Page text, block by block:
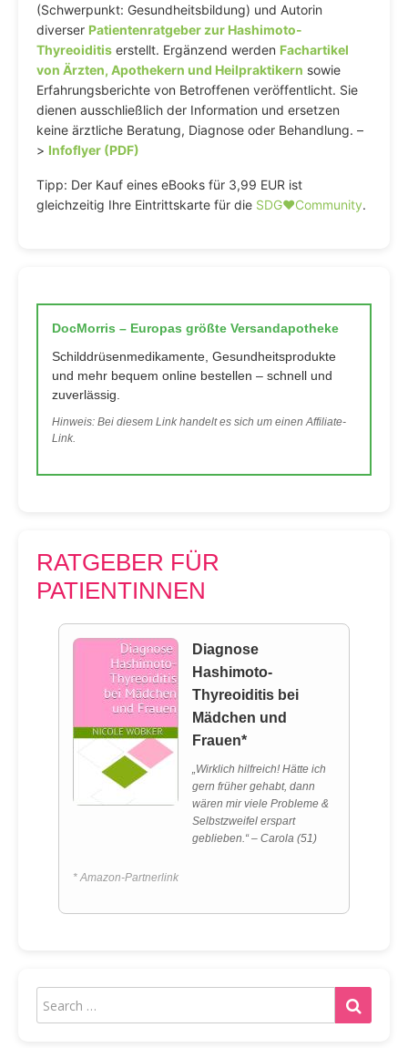
(Schwerpunkt: Gesundheitsbildung) und Autorin
diverser Patientenratgeber zur Hashimoto-
Thyreoiditis erstellt. Ergänzend werden Fachartikel
von Ärzten, Apothekern und Heilpraktikern sowie
Erfahrungsberichte von Betroffenen veröffentlicht. Sie
dienen ausschließlich der Information und ersetzen
keine ärztliche Beratung, Diagnose oder Behandlung. –
> Infoflyer (PDF)
Tipp: Der Kauf eines eBooks für 3,99 EUR ist
gleichzeitig Ihre Eintrittskarte für die SDG♥️Community.
DocMorris – Europas größte Versandapotheke
Schilddrüsenmedikamente, Gesundheitsprodukte
und mehr bequem online bestellen – schnell und
zuverlässig.
Hinweis: Bei diesem Link handelt es sich um einen Affiliate-
Link.
RATGEBER FÜR
PATIENTINNEN
Diagnose
Hashimoto-
Thyreoiditis bei
Mädchen und
Frauen*
„Wirklich hilfreich! Hätte ich
gern früher gehabt, dann
wären mir viele Probleme &
Selbstzweifel erspart
geblieben.“ – Carola (51)
* Amazon-Partnerlink